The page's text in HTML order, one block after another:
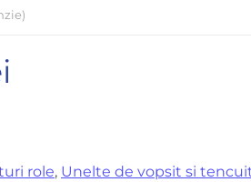
role, Unelte de vopsit si